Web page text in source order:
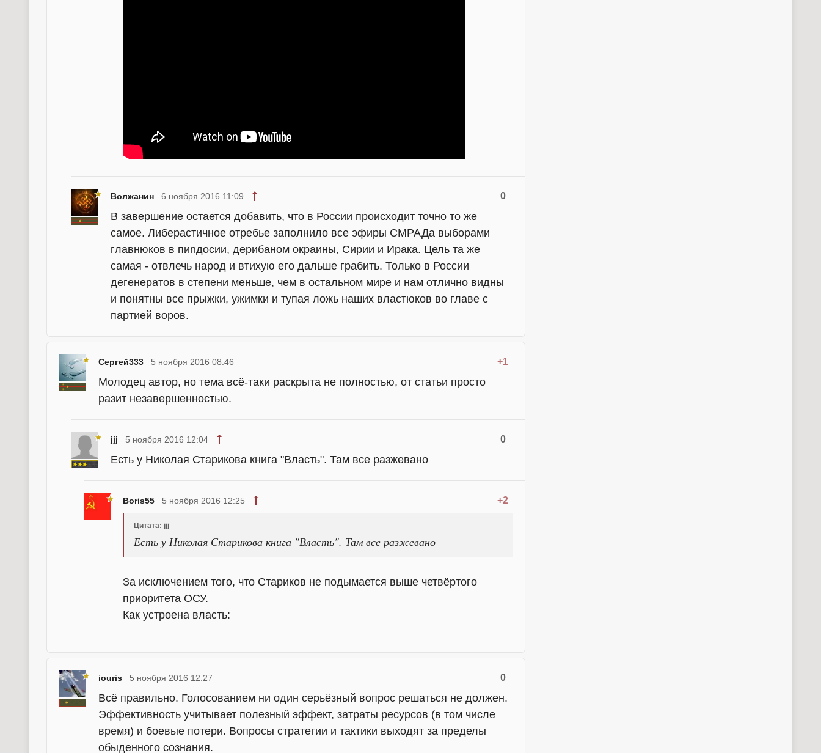
Волжанин 0
6 ноября 2016 11:09
В завершение остается добавить, что в России происходит точно то же
самое. Либерастичное отребье заполнило все эфиры СМРАДа выборами
главнюков в пиnдосии, дерибаном окраины, Сирии и Ирака. Цель та же
самая - отвлечь народ и втихую его дальше грабить. Только в России
дегенератов в степени меньше, чем в остальном мире и нам отлично видны
и понятны все прыжки, ужимки и тупая ложь наших властюков во главе с
партией воров.
Сергей333 +1
5 ноября 2016 08:46
Молодец автор, но тема всё-таки раскрыта не полностью, от статьи просто
разит незавершенностью.
jjj 0
5 ноября 2016 12:04
Есть у Николая Старикова книга "Власть". Там все разжевано
Boris55 +2
5 ноября 2016 12:25
Цитата: jjj
Есть у Николая Старикова книга "Власть". Там все разжевано
За исключением того, что Стариков не подымается выше четвёртого
приоритета ОСУ.
Как устроена власть:
iouris 0
5 ноября 2016 12:27
Всё правильно. Голосованием ни один серьёзный вопрос решаться не должен.
Эффективность учитывает полезный эффект, затраты ресурсов (в том числе
время) и боевые потери. Вопросы стратегии и тактики выходят за пределы
обыденного сознания.